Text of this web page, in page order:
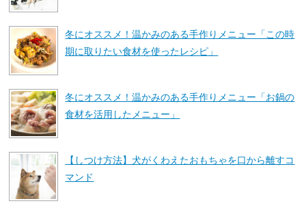
冬にオススメ！温かみのある手作りメニュー「この時
期に取りたい食材を使ったレシピ」
冬にオススメ！温かみのある手作りメニュー「お鍋の
食材を活用したメニュー」
【しつけ方法】犬がくわえたおもちゃを口から離すコ
マンド